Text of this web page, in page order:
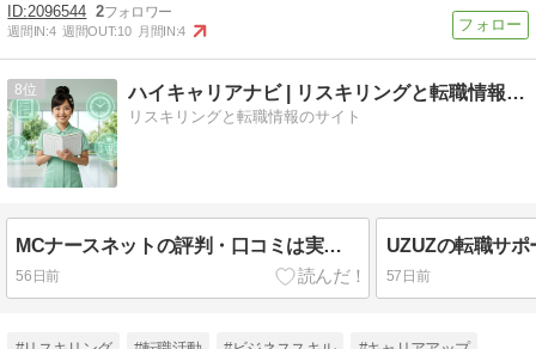
2096544 2
週間IN:4 週間OUT:10 月間IN:4
8 ハイキャリアナビ | リスキリングと転職情報のサイト
リスキリングと転職情報のサイト
MCナースネットの評判・口コミは実際どう？単発・派遣に強い特徴と向いている人を徹底解説
56日前 57日前